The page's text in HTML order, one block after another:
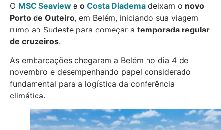
O MSC Seaview e o Costa Diadema deixam o novo
Porto de Outeiro, em Belém, iniciando sua viagem
rumo ao Sudeste para começar a temporada regular
de cruzeiros.
As embarcações chegaram a Belém no dia 4 de
novembro e desempenhando papel considerado
fundamental para a logística da conferência
climática.